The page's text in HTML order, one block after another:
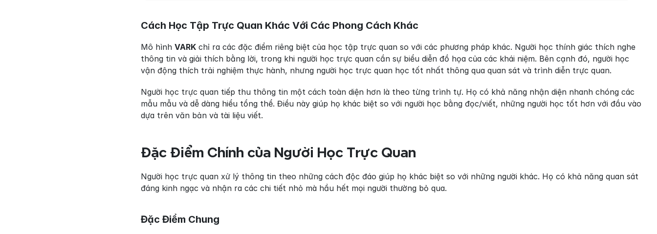
Cách Học Tập Trực Quan Khác Với Các Phong Cách Khác
Mô hình VARK chỉ ra các đặc điểm riêng biệt của học tập trực quan so với các phương pháp khác. Người học thính giác thích nghe
thông tin và giải thích bằng lời, trong khi người học trực quan cần sự biểu diễn đồ họa của các khái niệm. Bên cạnh đó, người học
vận động thích trải nghiệm thực hành, nhưng người học trực quan học tốt nhất thông qua quan sát và trình diễn trực quan.
Người học trực quan tiếp thu thông tin một cách toàn diện hơn là theo từng trình tự. Họ có khả năng nhận diện nhanh chóng các
mẫu mẫu và dễ dàng hiểu tổng thể. Điều này giúp họ khác biệt so với người học bằng đọc/viết, những người học tốt hơn với đầu vào
dựa trên văn bản và tài liệu viết.
Đặc Điểm Chính của Người Học Trực Quan
Người học trực quan xử lý thông tin theo những cách độc đáo giúp họ khác biệt so với những người khác. Họ có khả năng quan sát
đáng kinh ngạc và nhận ra các chi tiết nhỏ mà hầu hết mọi người thường bỏ qua.
Đặc Điểm Chung